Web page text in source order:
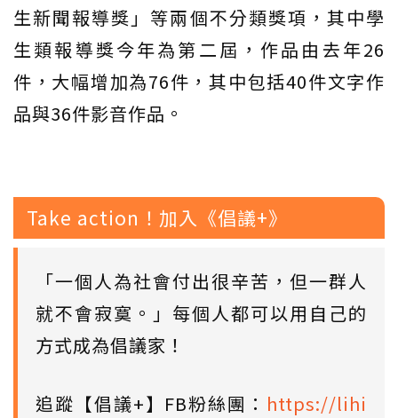
生新聞報導獎」等兩個不分類獎項，其中學
生類報導獎今年為第二屆，作品由去年26
件，大幅增加為76件，其中包括40件文字作
品與36件影音作品。
Take action！加入《倡議+》
「一個人為社會付出很辛苦，但一群人
就不會寂寞。」每個人都可以用自己的
方式成為倡議家！
追蹤【倡議+】FB粉絲團： https://lihi